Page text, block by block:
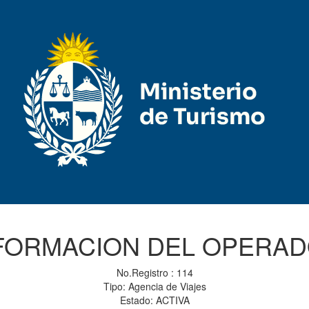
DEL
No.Registro : 114
Tipo: Agencia de Viajes
Estado: ACTIVA